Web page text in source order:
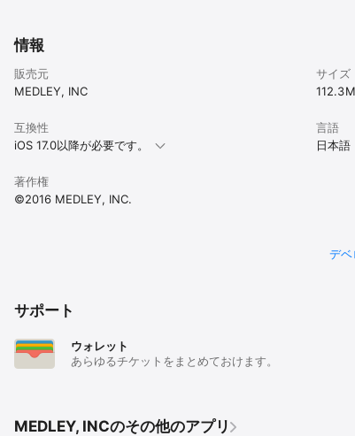
使い方や不具合などは、以下いずれかのmelmo患者相談窓口まで
● お問い合わせフォーム：https://clinics-support.medley.life/
● メール：melmo-support@medley.jp
※ medley.jpからのメールが受信できるよう、迷惑メール設定のご
情報
販売元
MEDLEY, INC
サイズ
112.3
互換性
iOS 17.0以降が必要です。
言語
日本語
著作権
©2016 MEDLEY, INC.
デベ
サポート
ウォレット
あらゆるチケットをまとめておけます。
MEDLEY, INCのその他のアプリ